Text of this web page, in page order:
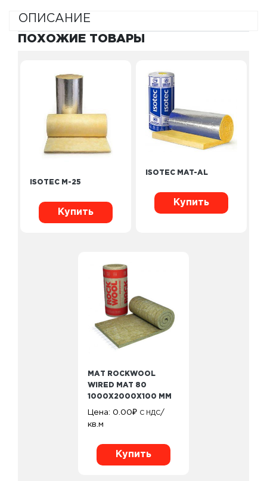
ОПИСАНИЕ
ПОХОЖИЕ ТОВАРЫ
ISOTEC M-25
Купить
ISOTEC MAT-AL
Купить
МАТ ROCKWOOL
WIRED MAT 80
1000Х2000Х100 ММ
Цена: 0.00₽ С НДС/
кв.м
Купить